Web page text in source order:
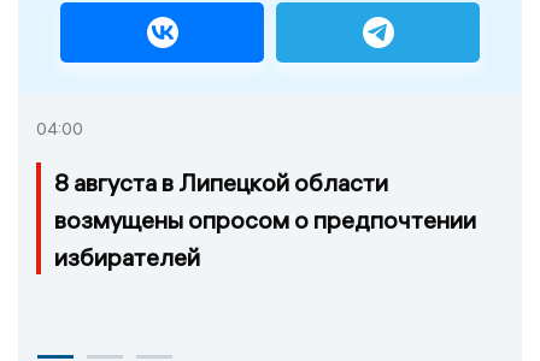
04:00
8 августа в Липецкой области
возмущены опросом о предпочтении
избирателей